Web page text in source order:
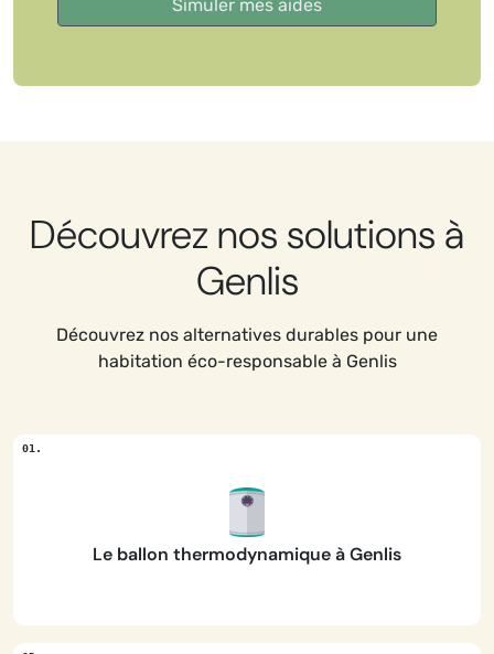
Découvrez nos solutions à
Genlis
Découvrez nos alternatives durables pour une
habitation éco-responsable à Genlis
Le ballon thermodynamique à Genlis